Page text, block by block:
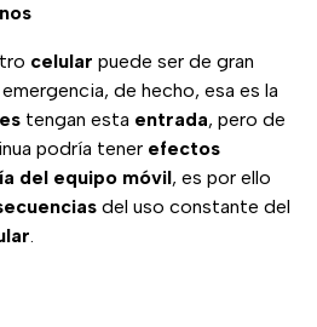
celular puede ser de gran
de hecho, esa es la
tengan esta entrada, pero de
podría tener efectos
del equipo móvil, es por ello
del uso constante del
.